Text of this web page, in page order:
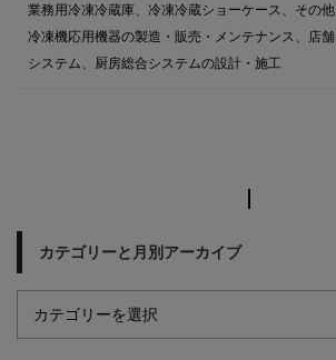
業務用冷凍冷蔵庫、冷凍冷蔵ショーケース、その他
冷凍機応用機器の製造・販売・メンテナンス、店舗
システム、厨房総合システムの設計・施工
カテゴリーと月別アーカイブ